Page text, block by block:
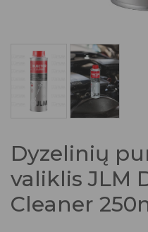
Dyzelinių
valiklis JLM
Cleaner